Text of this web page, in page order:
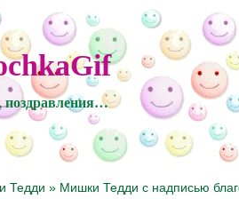
Тедди » Мишки Тедди с надписью